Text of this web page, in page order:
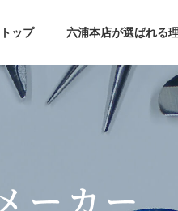
トップ 六浦本店が選ばれる